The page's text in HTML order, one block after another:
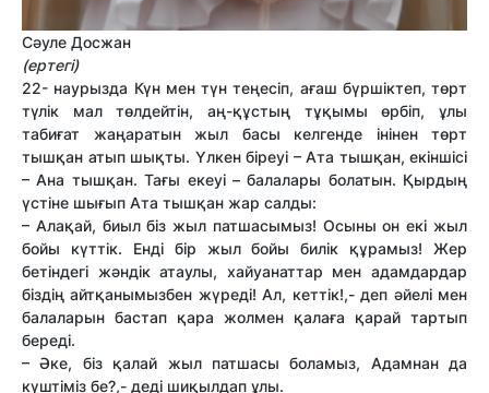
Сәуле Досжан
(ертегі)
22- наурызда Күн мен түн теңесіп, ағаш бүршіктеп, төрт
түлік мал төлдейтін, аң-құстың тұқымы өрбіп, ұлы
табиғат жаңаратын жыл басы келгенде інінен төрт
тышқан атып шықты. Үлкен біреуі – Ата тышқан, екіншісі
– Ана тышқан. Тағы екеуі – балалары болатын. Қырдың
үстіне шығып Ата тышқан жар салды:
– Алақай, биыл біз жыл патшасымыз! Осыны он екі жыл
бойы күттік. Енді бір жыл бойы билік құрамыз! Жер
бетіндегі жәндік атаулы, хайуанаттар мен адамдардар
біздің айтқанымызбен жүреді! Ал, кеттік!,- деп әйелі мен
балаларын бастап қара жолмен қалаға қарай тартып
береді.
– Әке, біз қалай жыл патшасы боламыз, Адамнан да
күштіміз бе?,- деді шиқылдап ұлы.